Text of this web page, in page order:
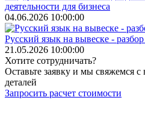
деятельности для бизнеса
04.06.2026 10:00:00
Русский язык на вывеске -
21.05.2026 10:00:00
Хотите сотрудничать?
Оставьте заявку и мы свяжемся
деталей
Запросить расчет стоимости